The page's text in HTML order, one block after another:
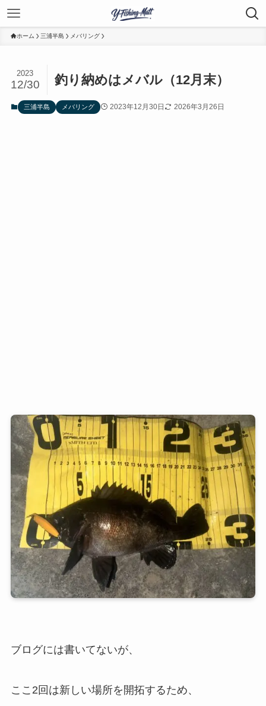
ホーム 三浦半島 メバリング
釣り納めはメバル（12月末）
2023
12/30
三浦半島 メバリング 2023年12月30日 2026年3月26日
ブログには書いてないが、
ここ2回は新しい場所を開拓するため、